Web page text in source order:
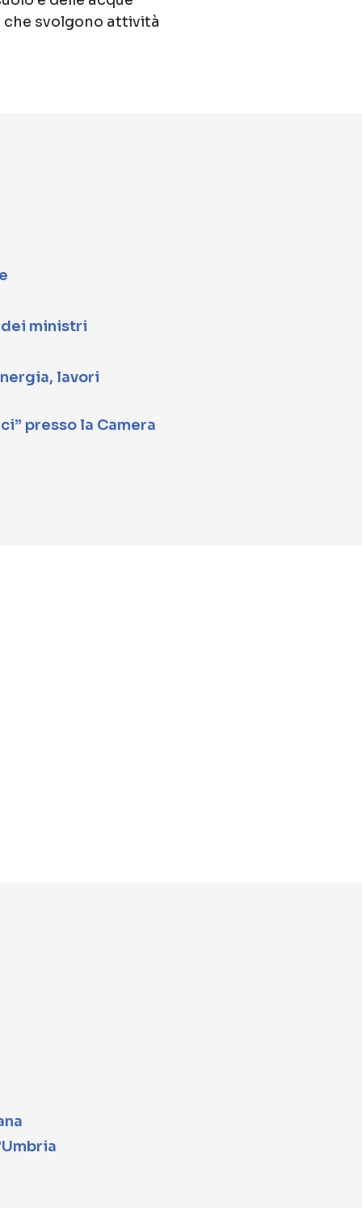
svolgono attività
ministri
lavori
presso la Camera